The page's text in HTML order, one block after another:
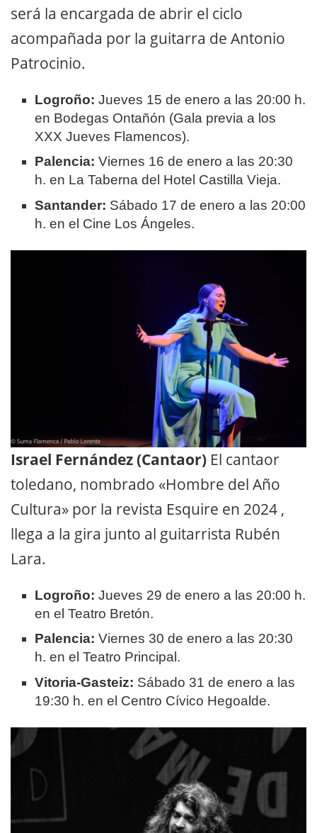
será la encargada de abrir el ciclo
acompañada por la guitarra de Antonio
Patrocinio.
Logroño: Jueves 15 de enero a las 20:00 h.
en Bodegas Ontañón (Gala previa a los
XXX Jueves Flamencos).
Palencia: Viernes 16 de enero a las 20:30
h. en La Taberna del Hotel Castilla Vieja.
Santander: Sábado 17 de enero a las 20:00
h. en el Cine Los Ángeles.
Israel Fernández (Cantaor) El cantaor
toledano, nombrado «Hombre del Año
Cultura» por la revista Esquire en 2024 ,
llega a la gira junto al guitarrista Rubén
Lara.
Logroño: Jueves 29 de enero a las 20:00 h.
en el Teatro Bretón.
Palencia: Viernes 30 de enero a las 20:30
h. en el Teatro Principal.
Vitoria-Gasteiz: Sábado 31 de enero a las
19:30 h. en el Centro Cívico Hegoalde.